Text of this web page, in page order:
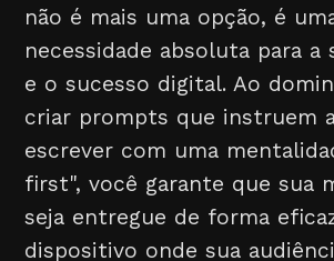
não é mais uma opção, é
necessidade absoluta para a
e o sucesso digital. Ao
criar prompts que instruem
escrever com uma
first", você garante que sua
seja entregue de forma
dispositivo onde sua